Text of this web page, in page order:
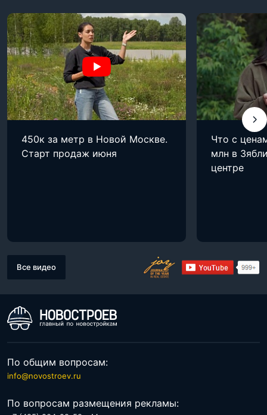
450к за метр в Новой Москве.
Старт продаж июня
Что с
млн в
центре
Все видео
По общим вопросам:
info@novostroev.ru
По вопросам размещения рекламы: